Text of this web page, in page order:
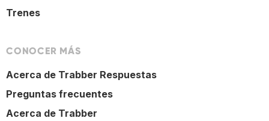
Trenes
CONOCER MÁS
Acerca de Trabber Respuestas
Preguntas frecuentes
Acerca de Trabber